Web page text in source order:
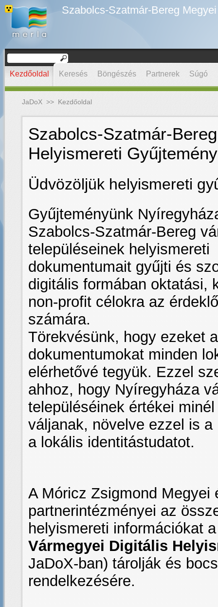
Szabolcs-Szatmár-Bereg
Kezdőoldal Keresés Böngészés Partnerek Súgó
JaDoX >> Kezdőoldal
Szabolcs-Szatmár-
Helyismereti Gyűjtemény
Üdvözöljük helyismereti
Gyűjteményünk
Szabolcs-Szatmár-Bereg
településeinek helyismereti
dokumentumait gyűjti és
digitális formában oktatási,
non-profit célokra az
számára.
Törekvésünk, hogy ezeket
dokumentumokat minden
elérhetővé tegyük. Ezzel
ahhoz, hogy Nyíregyháza
településéinek értékei
váljanak, növelve ezzel is
a lokális identitástudatot.
A Móricz Zsigmond Megyei
partnerintézményei az
helyismereti információkat a
Vármegyei Digitális
JaDoX-ban) tárolják és
rendelkezésére.